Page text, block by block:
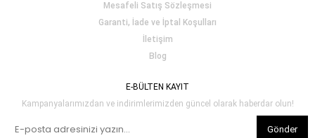
Mesafeli Satış Sözleşmesi
Garanti, İade ve İptal Koşulları
İletişim
Blog
E-BÜLTEN KAYIT
Kampanyalarımızdan ve indirimlerimizden güncel olarak haberdar olun!
Gönder